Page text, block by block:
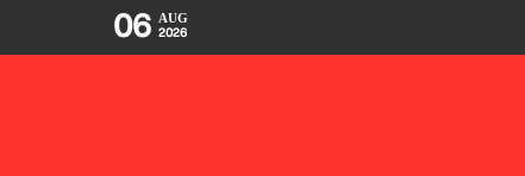
06 AUG
2026